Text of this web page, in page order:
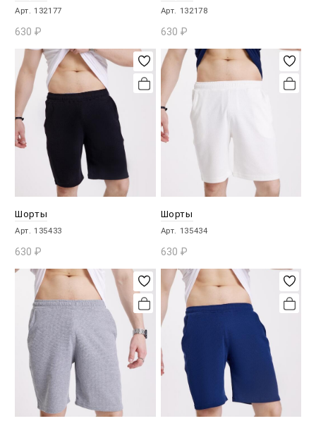
Арт. 132177
630 ₽
В КОРЗИНУ
Арт. 132178
630 ₽
В КОРЗИНУ
Шорты
Арт. 135433
630 ₽
В КОРЗИНУ
Шорты
Арт. 135434
630 ₽
В КОРЗИНУ